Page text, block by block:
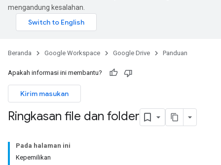
mengandung kesalahan.
Beranda Google Workspace Google Drive Panduan
Apakah informasi ini membantu?
Kirim masukan
Ringkasan file dan folder
Pada halaman ini
Kepemilikan